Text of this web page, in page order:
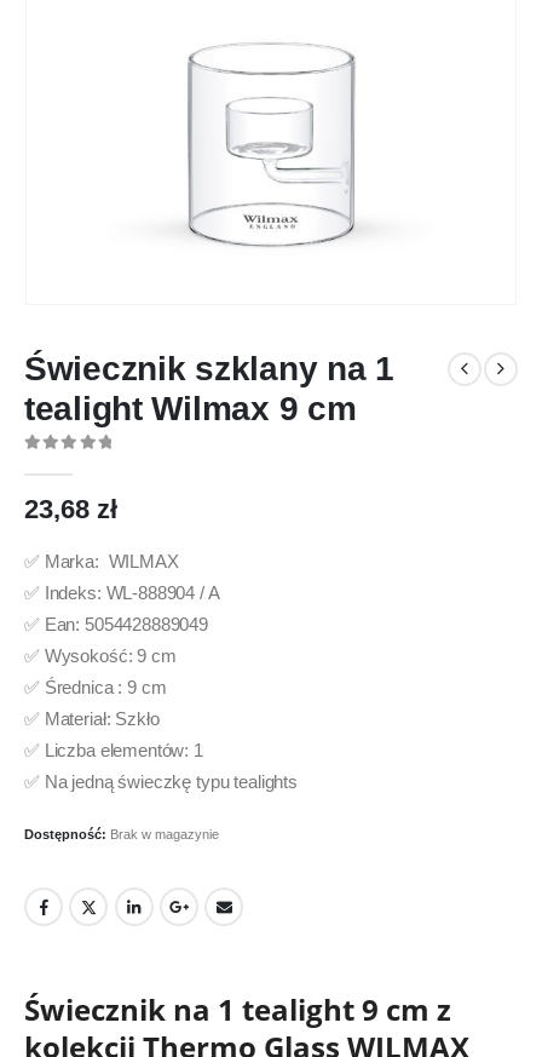
Świecznik szklany na 1
tealight Wilmax 9 cm
23,68 zł
✅ Marka: WILMAX
✅ Indeks: WL-888904 / A
✅ Ean: 5054428889049
✅ Wysokość: 9 cm
✅ Średnica : 9 cm
✅ Materiał: Szkło
✅ Liczba elementów: 1
✅ Na jedną świeczkę typu tealights
Dostępność: Brak w magazynie
Świecznik na 1 tealight 9 cm z
kolekcji Thermo Glass WILMAX